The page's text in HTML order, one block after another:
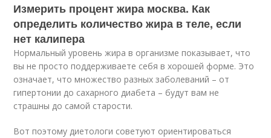
Измерить процент жира москва. Как
определить количество жира в теле, если
нет калипера
Нормальный уровень жира в организме показывает, что
вы не просто поддерживаете себя в хорошей форме. Это
означает, что множество разных заболеваний – от
гипертонии до сахарного диабета – будут вам не
страшны до самой старости.
Вот поэтому диетологи советуют ориентироваться